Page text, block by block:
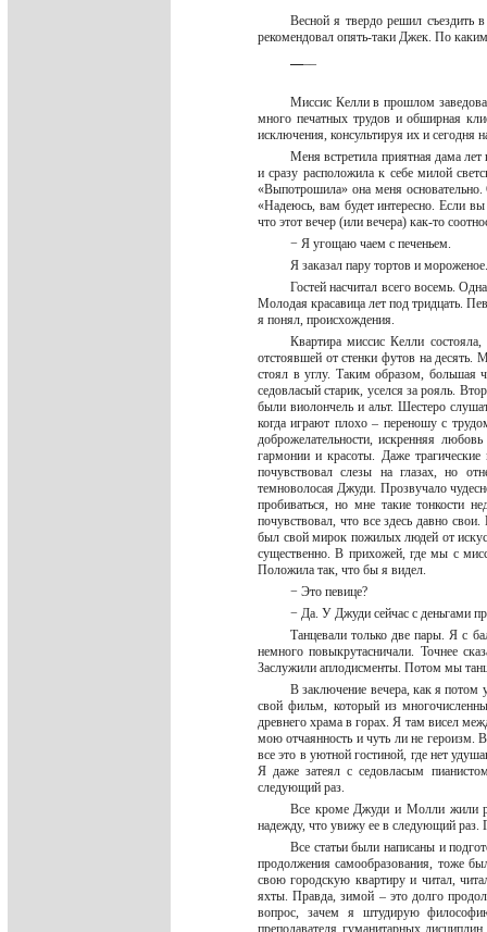
Весной я твердо решил съездить
рекомендовал опять-таки Джек. По
Миссис Келли в прошлом
много печатных трудов и обширная
исключения, консультируя их и сегодня
Меня встретила приятная дама
и сразу расположила к себе милой
«Выпотрошила» она меня основательно.
«Надеюсь, вам будет интересно. Если
что этот вечер (или вечера) как-то
− Я угощаю чаем с печеньем.
Я заказал пару тортов и
Гостей насчитал всего восемь.
Молодая красавица лет под тридцать.
я понял, происхождения.
Квартира миссис Келли
отстоявшей от стенки футов на десять.
стоял в углу. Таким образом, большая
седовласый старик, уселся за рояль.
были виолончель и альт. Шестеро
когда играют плохо – переношу с
доброжелательности, искренняя
гармонии и красоты. Даже
почувствовал слезы на глазах, но
темноволосая Джуди. Прозвучало
пробиваться, но мне такие тонкости
почувствовал, что все здесь давно
был свой мирок пожилых людей от
существенно. В прихожей, где мы с
Положила так, что бы я видел.
− Это певице?
− Да. У Джуди сейчас с деньгами
Танцевали только две пары. Я с
немного повыкрутасничали. Точнее
Заслужили аплодисменты. Потом мы
В заключение вечера, как я потом
свой фильм, который из
древнего храма в горах. Я там висел
мою отчаянность и чуть ли не героизм.
все это в уютной гостиной, где нет
Я даже затеял с седовласым
следующий раз.
Все кроме Джуди и Молли жили
надежду, что увижу ее в следующий раз.
Все статьи были написаны и
продолжения самообразования, тоже
свою городскую квартиру и читал,
яхты. Правда, зимой – это долго
вопрос, зачем я штудирую
преподавателя гуманитарных